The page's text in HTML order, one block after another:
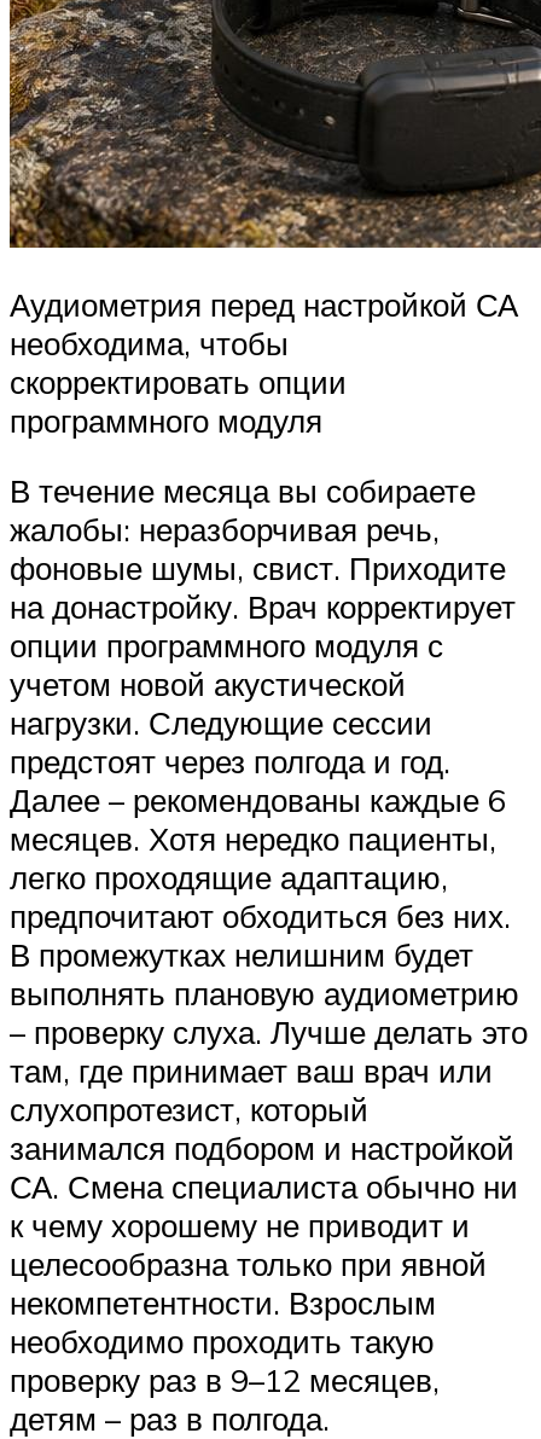
Аудиометрия перед настройкой СА
необходима, чтобы
скорректировать опции
программного модуля
В течение месяца вы собираете
жалобы: неразборчивая речь,
фоновые шумы, свист. Приходите
на донастройку. Врач корректирует
опции программного модуля с
учетом новой акустической
нагрузки. Следующие сессии
предстоят через полгода и год.
Далее – рекомендованы каждые 6
месяцев. Хотя нередко пациенты,
легко проходящие адаптацию,
предпочитают обходиться без них.
В промежутках нелишним будет
выполнять плановую аудиометрию
– проверку слуха. Лучше делать это
там, где принимает ваш врач или
слухопротезист, который
занимался подбором и настройкой
СА. Смена специалиста обычно ни
к чему хорошему не приводит и
целесообразна только при явной
некомпетентности. Взрослым
необходимо проходить такую
проверку раз в 9–12 месяцев,
детям – раз в полгода.